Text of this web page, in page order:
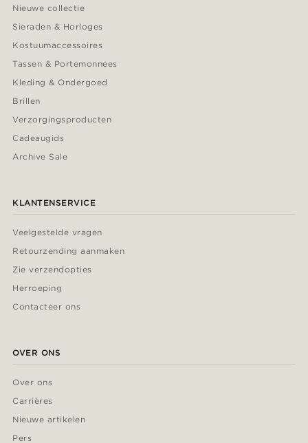
Nieuwe collectie
Sieraden & Horloges
Kostuumaccessoires
Tassen & Portemonnees
Kleding & Ondergoed
Brillen
Verzorgingsproducten
Cadeaugids
Archive Sale
KLANTENSERVICE
Veelgestelde vragen
Retourzending aanmaken
Zie verzendopties
Herroeping
Contacteer ons
OVER ONS
Over ons
Carrières
Nieuwe artikelen
Pers